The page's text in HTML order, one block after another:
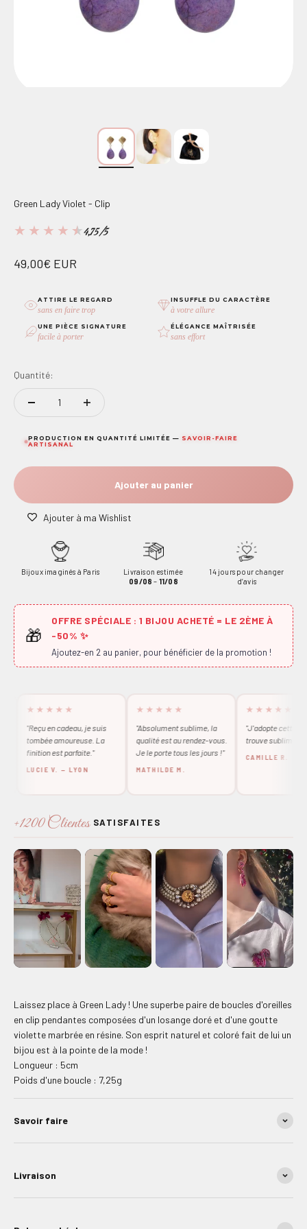
Green Lady Violet - Clip
★ ★ ★ ★ ★4,75/5
Prix de vente
49,00€ EUR
ATTIRE LE REGARD
sans en faire trop
INSUFFLE DU CARACTÈRE
à votre allure
UNE PIÈCE SIGNATURE
facile à porter
ÉLÉGANCE MAÎTRISÉE
sans effort
Quantité:
PRODUCTION EN QUANTITÉ LIMITÉE — SAVOIR-FAIRE
ARTISANAL
Ajouter au panier
Ajouter à ma Wishlist
Bijoux imaginés à Paris
Livraison estimée
09/08 – 11/08
14 jours pour changer
d’avis
🎁
OFFRE SPÉCIALE : 1 BIJOU ACHETÉ = LE 2ÈME À
-50% ✨
Ajoutez-en 2 au panier, pour bénéficier de la promotion !
★★★★★
"Reçu en cadeau, je suis
tombée amoureuse. La
finition est parfaite."
LUCIE V. — LYON
★★★★★
"Absolument sublime, la
qualité est au rendez-vous.
Je le porte tous les jours !"
MATHILDE M.
★★★★★
"J'adopte cette bague,
trouve sublime, merci
CAMILLE R.
+1200 ClientesSATISFAITES
Laissez place à Green Lady ! Une superbe paire de boucles d'oreilles
en clip pendantes composées d'un losange doré et d'une goutte
violette marbrée en résine. Son esprit naturel et coloré fait de lui un
bijou est à la pointe de la mode !
Longueur : 5cm
Poids d'une boucle : 7,25g
Savoir faire
Livraison